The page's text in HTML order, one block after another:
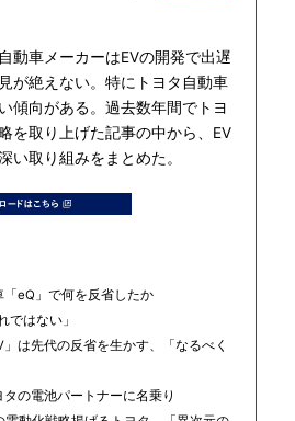
動車メーカーはEVの開発で出遅
が絶えない。特にトヨタ自動車
傾向がある。過去数年間でトヨ
を取り上げた記事の中から、EV
い取り組みをまとめた。
eQ」で何を反省したか
はない」
は先代の反省を生かす、「なるべく
の電池パートナーに名乗り